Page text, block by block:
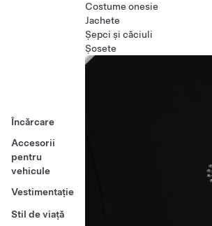
Încărcare
Accesorii
pentru
vehicule
Vestimentație
Stil de viață
Costume onesie
Jachete
Șepci și căciuli
Șosete